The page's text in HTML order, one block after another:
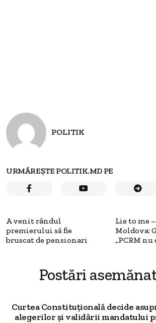
POLITIK
URMĂREȘTE POLITIK.MD PE
A venit rândul
premierului să fie
bruscat de pensionari
Lie to me
Moldova:
„PCRM
Postări
Curtea Constituțională decide
alegerilor și validării mandatului